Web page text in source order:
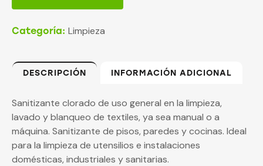
Categoría: Limpieza
DESCRIPCIÓN INFORMACIÓN ADICIONAL
Sanitizante clorado de uso general en la limpieza,
lavado y blanqueo de textiles, ya sea manual o a
máquina. Sanitizante de pisos, paredes y cocinas. Ideal
para la limpieza de utensilios e instalaciones
domésticas, industriales y sanitarias.